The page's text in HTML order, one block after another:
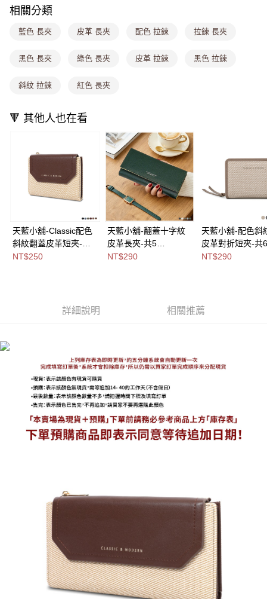
流程，驗證手機門號後，選擇欲分期的期數、繳款截止日，確認付款後即完
3.實際核准額度、可分期數及費用金額請依後續交易確認頁面所載為準。
法說明評估內容。
1.分期款項不併入電信帳單，「大哥付你分期」於每月結算日後寄送繳費提
帳／街口支付／iPASS MONEY」等通路繳費。
1.本服務係由「台灣大哥大股份有限公司」（以下簡稱本公司）所提供，讓
用戶於交易時，得透過本服務購買商品或服務，並由商店將買賣／分期付款
買賣價金債權讓與本公司後，依約使用本公司帳單繳交帳款。
2.基於同意付款使用「大哥付你分期」之契約關係目的，商店將以您的個人
資料（包含姓名、電話或地址）提供予台灣大哥大進項蒐集、處理及利用，
由本公司與您本人進行分期帳單所需資料之確認、核對及更正。
3.完整用戶服務條款，請詳閱以下連結：https://oppay.tw/userRule
運送方式
全家取貨付款
每筆NT$80，滿NT$1,000(含以上)免運費
萊爾富取貨付款
每筆NT$8,888，滿NT$8,888(含以上)免運費
7-11取貨付款
每筆NT$80，滿NT$1,000(含以上)免運費
付款後7-11取貨
每筆NT$80，滿NT$1,000(含以上)免運費
相關分類
藍色 長夾 皮革 長夾 配色 拉鍊 拉鍊 長夾
黑色 長夾 綠色 長夾 皮革 拉鍊 黑色 拉鍊
斜紋 拉鍊 紅色 長夾
🔻 其他人也在看
天藍小舖-Classic配色
斜紋翻蓋皮革短夾-共6
色-$250【A08081942
NT$250
天藍小舖-翻蓋十字紋
皮革長夾-共5
色-$290【A08081940
NT$290
天藍小舖-配色斜
皮革對折短夾-共6
色-$290【
NT$290
詳細說明 相關推薦